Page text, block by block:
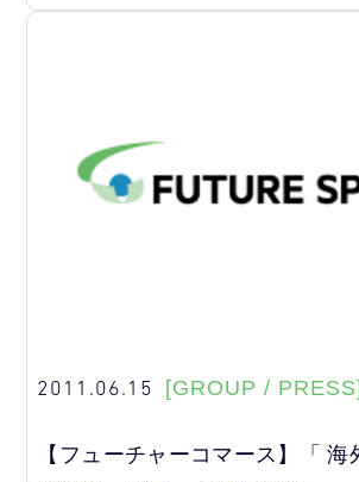
2011.06.15 [GROUP / PRESS]
【フューチャーコマース】「 海